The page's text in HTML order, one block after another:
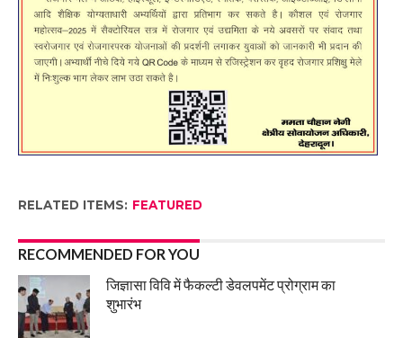
RELATED ITEMS: FEATURED
RECOMMENDED FOR YOU
जिज्ञासा विवि में फैकल्टी डेवलपमेंट प्रोग्राम का
शुभारंभ